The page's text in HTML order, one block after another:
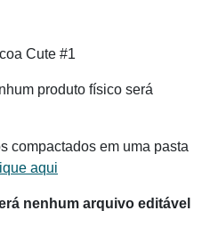
Cute #1
produto físico será
compactados em uma pasta
aqui
nenhum arquivo editável